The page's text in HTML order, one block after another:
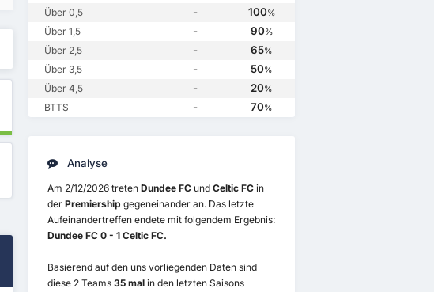
Über 0,5 - 100%
Über 1,5 - 90%
Über 2,5 - 65%
Über 3,5 - 50%
Über 4,5 - 20%
BTTS - 70%
Analyse
Am 2/12/2026 treten Dundee FCund Celtic FCin
der Premiership gegeneinander an. Das letzte
Aufeinandertreffen endete mit folgendem Ergebnis:
Dundee FC 0 - 1 Celtic FC.
Basierend auf den uns vorliegenden Daten sind
diese 2 Teams 35 malin den letzten Saisons